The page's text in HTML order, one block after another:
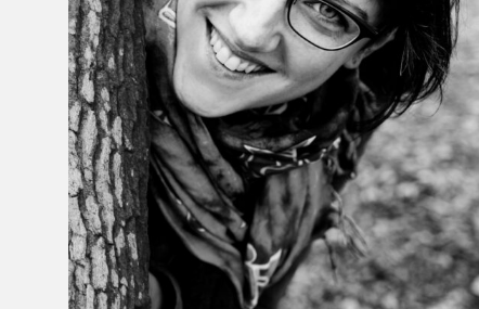
À propos du Salon
Liste des exposant·e·s
Liste des auteur·rice·s